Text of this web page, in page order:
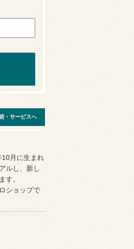
・サービスへ
10月に生まれ
ルし、新し
す。
ショップで